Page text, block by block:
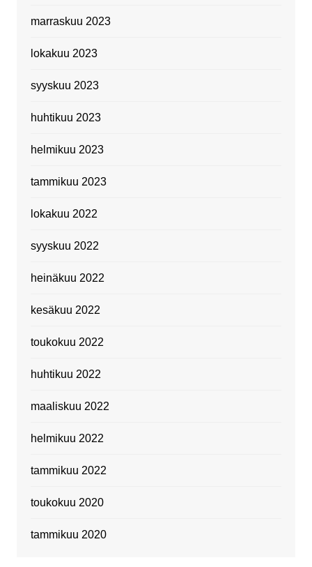
marraskuu 2023
lokakuu 2023
syyskuu 2023
huhtikuu 2023
helmikuu 2023
tammikuu 2023
lokakuu 2022
syyskuu 2022
heinäkuu 2022
kesäkuu 2022
toukokuu 2022
huhtikuu 2022
maaliskuu 2022
helmikuu 2022
tammikuu 2022
toukokuu 2020
tammikuu 2020